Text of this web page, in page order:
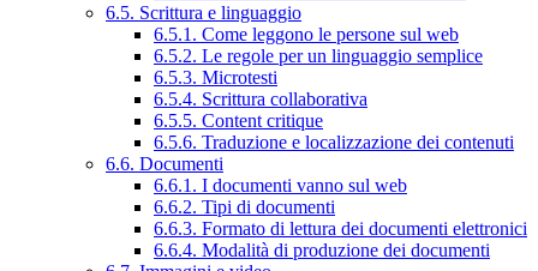
6.5. Scrittura e linguaggio
6.5.1. Come leggono le persone sul web
6.5.2. Le regole per un linguaggio semplice
6.5.3. Microtesti
6.5.4. Scrittura collaborativa
6.5.5. Content critique
6.5.6. Traduzione e localizzazione dei contenuti
6.6. Documenti
6.6.1. I documenti vanno sul web
6.6.2. Tipi di documenti
6.6.3. Formato di lettura dei documenti elettronici
6.6.4. Modalità di produzione dei documenti